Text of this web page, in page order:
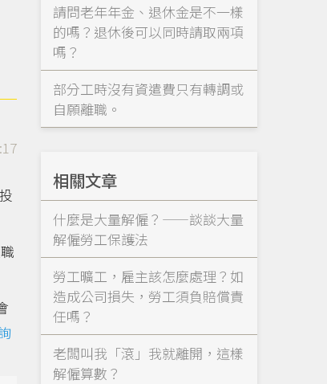
請問老年年金、退休金是不一樣
的嗎？退休後可以同時請取兩項
嗎？
部分工時沒有資遣費只有轉調或
自願離職。
相關文章
什麼是大量解僱？——談談大量
解僱勞工保護法
勞工曠工，雇主該怎麼處理？如
造成公司損失，勞工須負賠償責
任嗎？
老闆叫我「滾」我就離開，這樣
解僱算數？